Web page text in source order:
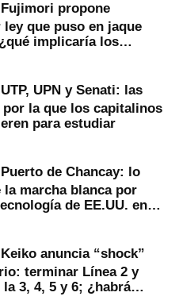
Fujimori propone
que puso en jaque
implicaría los
UTP, UPN y Senati: las
por la que los capitalinos
para estudiar
Puerto de Chancay: lo
la marcha blanca por
de EE.UU. en
Keiko anuncia “shock”
terminar Línea 2 y
3, 4, 5 y 6; ¿habrá